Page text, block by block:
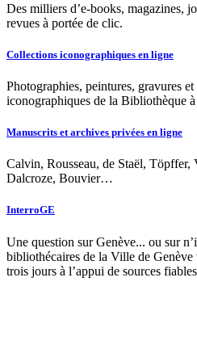
Des milliers d’e-books, magazines,
revues à portée de clic.
Collections iconographiques en ligne
Photographies, peintures, gravures
iconographiques de la Bibliothèque
Manuscrits et archives privées en ligne
Calvin, Rousseau, de Staël, Töpffer,
Dalcroze, Bouvier…
InterroGE
Une question sur Genève... ou sur
bibliothécaires de la Ville de
trois jours à l’appui de sources